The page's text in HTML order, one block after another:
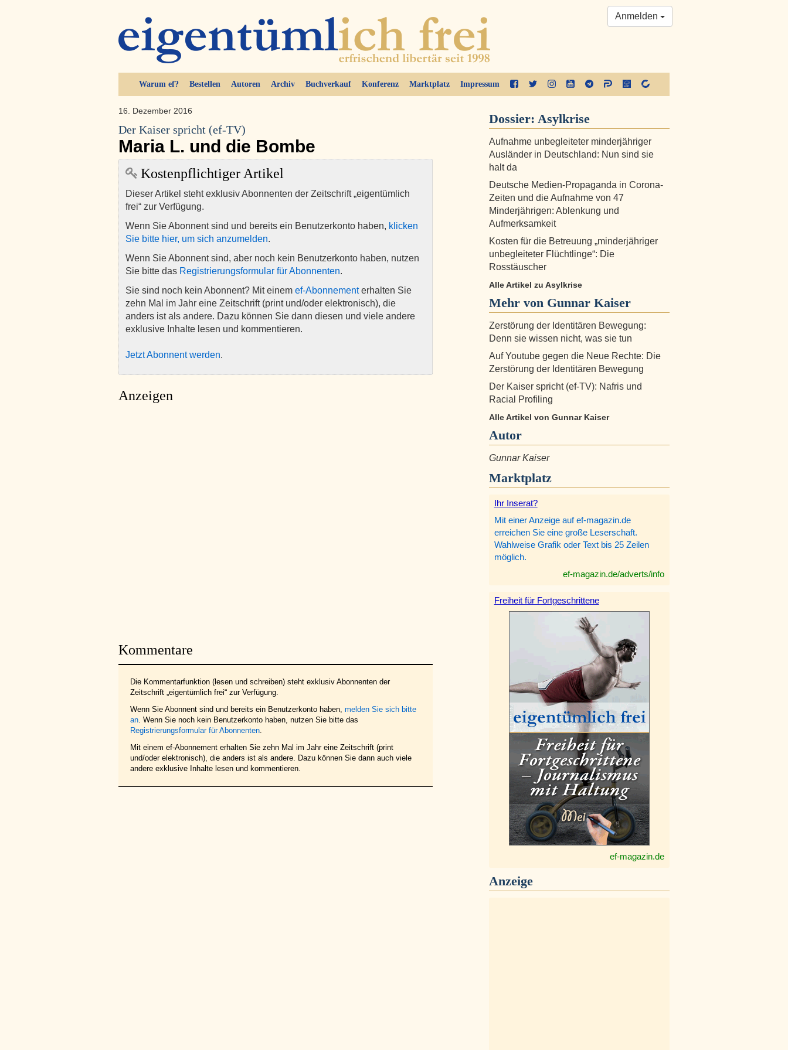
Warum ef? Bestellen Autoren Archiv Buchverkauf Konferenz Marktplatz Impressum
Anmelden
16. Dezember 2016
Der Kaiser spricht (ef-TV)
Maria L. und die Bombe
Kostenpflichtiger Artikel
Dieser Artikel steht exklusiv Abonnenten der Zeitschrift „eigentümlich
frei“ zur Verfügung.
Wenn Sie Abonnent sind und bereits ein Benutzerkonto haben, klicken
Sie bitte hier, um sich anzumelden.
Wenn Sie Abonnent sind, aber noch kein Benutzerkonto haben, nutzen
Sie bitte das Registrierungsformular für Abonnenten.
Sie sind noch kein Abonnent? Mit einem ef-Abonnementerhalten Sie
zehn Mal im Jahr eine Zeitschrift (print und/oder elektronisch), die
anders ist als andere. Dazu können Sie dann diesen und viele andere
exklusive Inhalte lesen und kommentieren.
Jetzt Abonnent werden.
Anzeigen
Kommentare
Die Kommentarfunktion (lesen und schreiben) steht exklusiv Abonnenten der
Zeitschrift „eigentümlich frei“ zur Verfügung.
Wenn Sie Abonnent sind und bereits ein Benutzerkonto haben, melden Sie sich bitte
an. Wenn Sie noch kein Benutzerkonto haben, nutzen Sie bitte das
Registrierungsformular für Abonnenten.
Mit einem ef-Abonnement erhalten Sie zehn Mal im Jahr eine Zeitschrift (print
und/oder elektronisch), die anders ist als andere. Dazu können Sie dann auch viele
andere exklusive Inhalte lesen und kommentieren.
Dossier: Asylkrise
Aufnahme unbegleiteter minderjähriger
Ausländer in Deutschland: Nun sind sie
halt da
Deutsche Medien-Propaganda in Corona-
Zeiten und die Aufnahme von 47
Minderjährigen: Ablenkung und
Aufmerksamkeit
Kosten für die Betreuung „minderjähriger
unbegleiteter Flüchtlinge“: Die
Rosstäuscher
Alle Artikel zu Asylkrise
Mehr von Gunnar Kaiser
Zerstörung der Identitären Bewegung:
Denn sie wissen nicht, was sie tun
Auf Youtube gegen die Neue Rechte: Die
Zerstörung der Identitären Bewegung
Der Kaiser spricht (ef-TV): Nafris und
Racial Profiling
Alle Artikel von Gunnar Kaiser
Autor
Gunnar Kaiser
Marktplatz
Ihr Inserat?
Mit einer Anzeige auf ef-magazin.de
erreichen Sie eine große Leserschaft.
Wahlweise Grafik oder Text bis 25 Zeilen
möglich.
ef-magazin.de/adverts/info
Freiheit für Fortgeschrittene
ef-magazin.de
Anzeige